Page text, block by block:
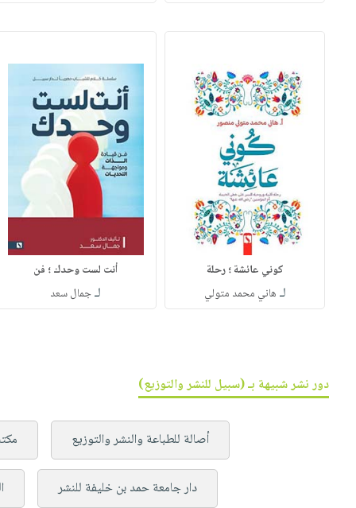
كوني عائشة ؛ رحلة
لـ هاني محمد متولي
أنت لست وحدك ؛ فن
لـجمال سعد
دور نشر شبيهة بـ (سبيل للنشر والتوزيع)
أصالة للطباعة والنشر والتوزيع
دار جامعة حمد بن خليفة للنشر